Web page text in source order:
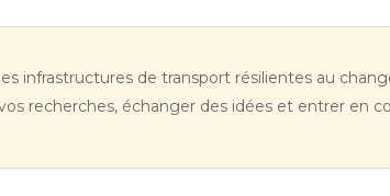
infrastructures de transport résilientes au
recherches, échanger des idées et entrer en